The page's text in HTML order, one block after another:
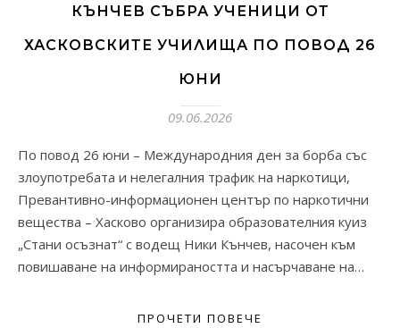
КЪНЧЕВ СЪБРА УЧЕНИЦИ ОТ
ХАСКОВСКИТЕ УЧИЛИЩА ПО ПОВОД 26
ЮНИ
09.06.2026
По повод 26 юни – Международния ден за борба със
злоупотребата и нелегалния трафик на наркотици,
Превантивно-информационен център по наркотични
вещества – Хасково организира образователния куиз
„Стани осъзнат“ с водещ Ники Кънчев, насочен към
повишаване на информираността и насърчаване на…
ПРОЧЕТИ ПОВЕЧЕ